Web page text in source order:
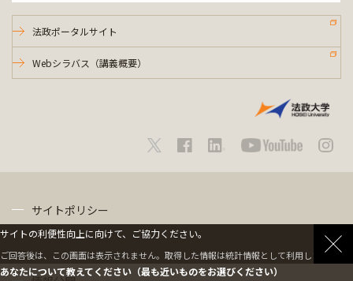
法政ポータルサイト
Webシラバス（講義概要）
サイトポリシー
サイトの利便性向上に向けて、ご協力ください。
ご回答後は、この画面は表示されません。取得した情報は統計情報として利用します。
あなたについて教えてください（最も近いものをお選びください）